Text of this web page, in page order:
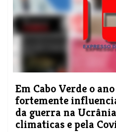
Em Cabo Verde o
fortemente
da guerra na
climaticas e pela